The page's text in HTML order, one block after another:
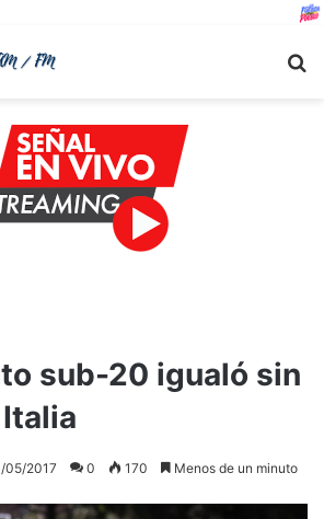
sub-20 igualó sin
05/2017 0 170 Menos de un minuto